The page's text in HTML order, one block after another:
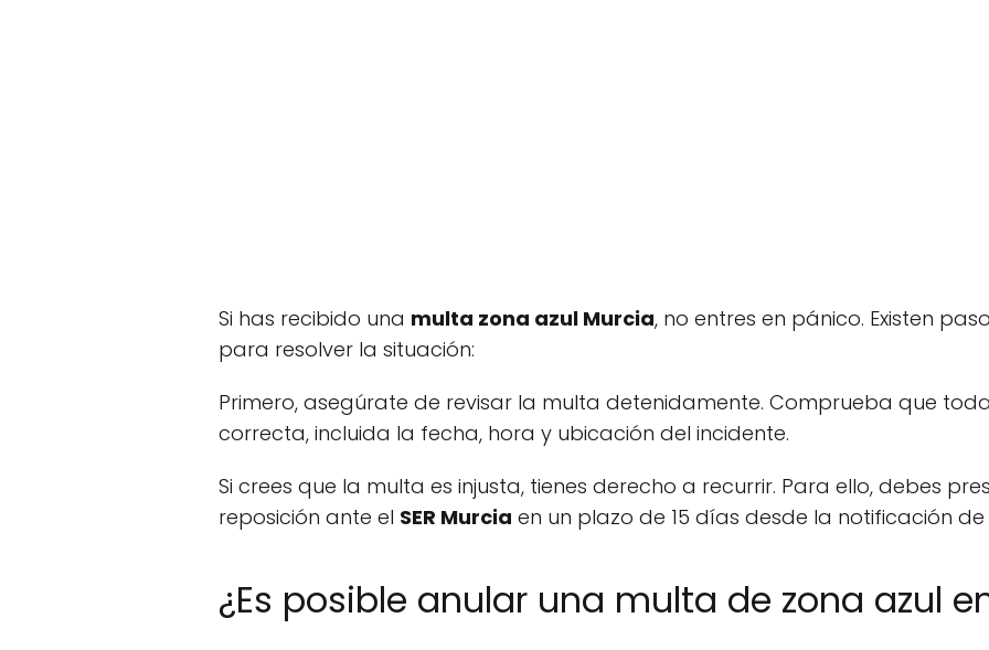
Si has recibido una multa zona azul Murcia, no entres en pánico. Existen
para resolver la situación:
Primero, asegúrate de revisar la multa detenidamente. Comprueba que
correcta, incluida la fecha, hora y ubicación del incidente.
Si crees que la multa es injusta, tienes derecho a recurrir. Para ello, debes
reposición ante el SER Murcia en un plazo de 15 días desde la notificación
¿Es posible anular una multa de zona azul